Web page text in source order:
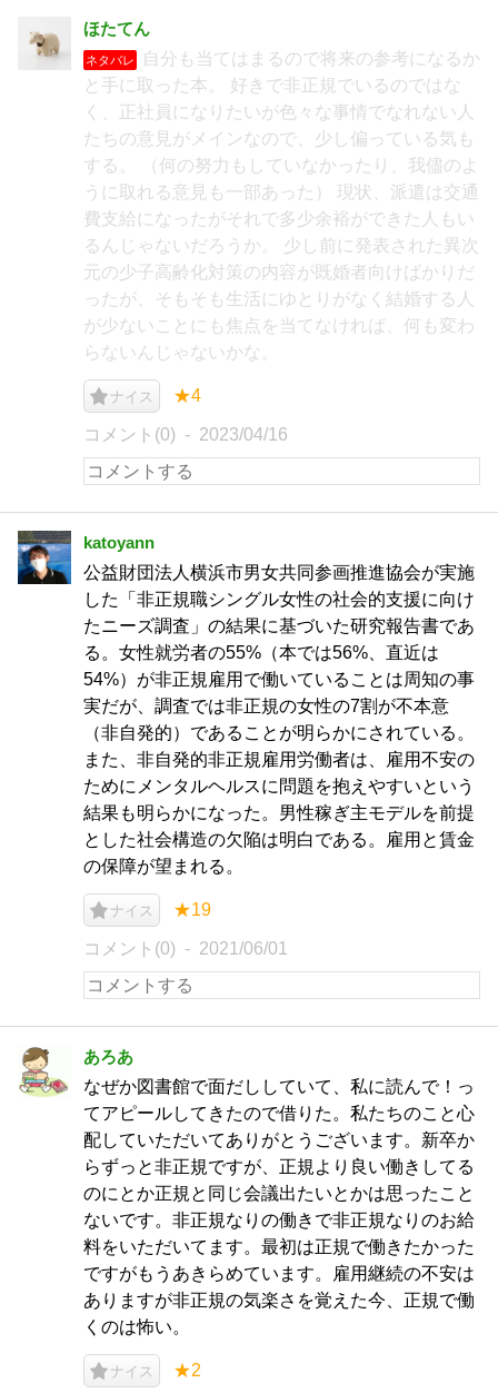
ほたてん
ネタバレ
自分も当てはまるので将来の参考になるか
と手に取った本。 好きで非正規でいるのではな
く、正社員になりたいが色々な事情でなれない人
たちの意見がメインなので、少し偏っている気も
する。 （何の努力もしていなかったり、我儘のよ
うに取れる意見も一部あった） 現状、派遣は交通
費支給になったがそれで多少余裕ができた人もい
るんじゃないだろうか。 少し前に発表された異次
元の少子高齢化対策の内容が既婚者向けばかりだ
ったが、そもそも生活にゆとりがなく結婚する人
が少ないことにも焦点を当てなければ、何も変わ
らないんじゃないかな。
ナイス ★4
コメント(0) 2023/04/16
katoyann
公益財団法人横浜市男女共同参画推進協会が実施
した「非正規職シングル女性の社会的支援に向け
たニーズ調査」の結果に基づいた研究報告書であ
る。女性就労者の55%（本では56%、直近は
54%）が非正規雇用で働いていることは周知の事
実だが、調査では非正規の女性の7割が不本意
（非自発的）であることが明らかにされている。
また、非自発的非正規雇用労働者は、雇用不安の
ためにメンタルヘルスに問題を抱えやすいという
結果も明らかになった。男性稼ぎ主モデルを前提
とした社会構造の欠陥は明白である。雇用と賃金
の保障が望まれる。
ナイス ★19
コメント(0) 2021/06/01
あろあ
なぜか図書館で面だししていて、私に読んで！っ
てアピールしてきたので借りた。私たちのこと心
配していただいてありがとうございます。新卒か
らずっと非正規ですが、正規より良い働きしてる
のにとか正規と同じ会議出たいとかは思ったこと
ないです。非正規なりの働きで非正規なりのお給
料をいただいてます。最初は正規で働きたかった
ですがもうあきらめています。雇用継続の不安は
ありますが非正規の気楽さを覚えた今、正規で働
くのは怖い。
ナイス ★2